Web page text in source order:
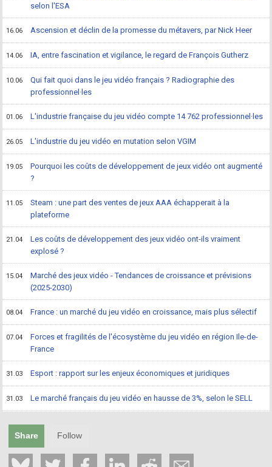
selon l'ESA
16.06 Ascension et déclin de la promesse du métavers, par Nick Heer
14.06 IA, entre fascination et vigilance, le regard de François Gutherz
10.06
Qui fait quoi dans le jeu vidéo français ? Radiographie des
professionnel·les
01.06 L'industrie française du jeu vidéo compte 14 762 professionnel·les
26.05 L'industrie du jeu vidéo en mutation selon VGIM
19.05
Pourquoi les coûts de développement de jeux vidéo ont augmenté
?
11.05
Steam : une part des ventes de jeux AAA échapperait à la
plateforme
21.04
Les coûts de développement des jeux vidéo ont-ils vraiment
explosé ?
15.04
Marché des jeux vidéo - Tendances de croissance et prévisions
(2025-2030)
08.04 France : un marché du jeu vidéo en croissance, mais plus sélectif
07.04
Forces et fragilités de l'écosystème du jeu vidéo en région Ile-de-
France
31.03 Esport : rapport sur les enjeux économiques et juridiques
31.03 Le marché français du jeu vidéo en hausse de 3%, selon le SELL
Share Follow